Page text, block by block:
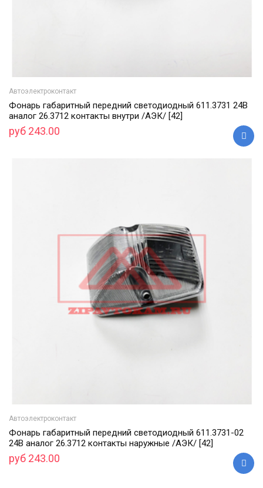
Автоэлектроконтакт
Фонарь габаритный передний светодиодный 611.3731 24В
аналог 26.3712 контакты внутри /АЭК/ [42]
руб 243.00
Автоэлектроконтакт
Фонарь габаритный передний светодиодный 611.3731-02
24В аналог 26.3712 контакты наружные /АЭК/ [42]
руб 243.00